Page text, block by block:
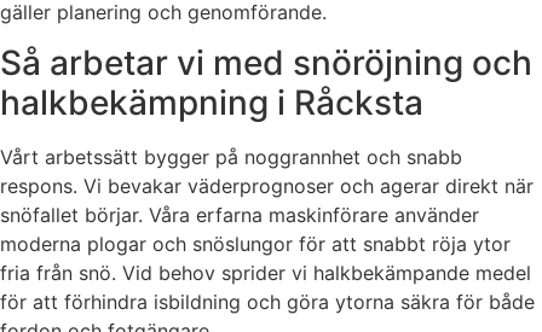
gäller planering och genomförande.
Så arbetar vi med snöröjning och
halkbekämpning i Råcksta
Vårt arbetssätt bygger på noggrannhet och snabb
respons. Vi bevakar väderprognoser och agerar direkt när
snöfallet börjar. Våra erfarna maskinförare använder
moderna plogar och snöslungor för att snabbt röja ytor
fria från snö. Vid behov sprider vi halkbekämpande medel
för att förhindra isbildning och göra ytorna säkra för både